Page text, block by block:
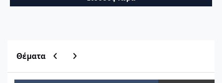
Θέματα Previous carousel slide
Next carousel slide